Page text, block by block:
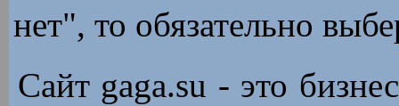
нет", то обязательно
Сайт gaga.su - это